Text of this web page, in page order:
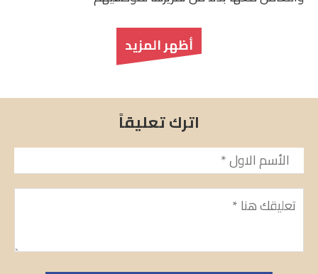
أظهر المزيد
اترك تعليقاً
الأسم*
تعليق